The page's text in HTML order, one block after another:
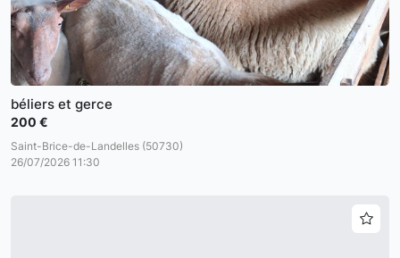
béliers et gerce
200 €
Saint-Brice-de-Landelles (50730)
26/07/2026 11:30